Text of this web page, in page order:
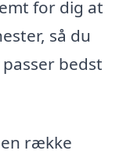
for dig at
så du
bedst
række